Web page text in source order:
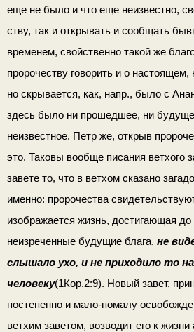
еще не было и что еще неизвестно,
ству, так и открывать и сообщать
временем, свойственно такой же
пророчеству говорить и о настоящем,
но скрывается, как, напр., было с
здесь было ни про­шедшее, ни
неизвестное. Петр же, открыв
это. Таковы вообще пи­сания ветхого
завете то, что в ветхом сказано
именно: пророчества
изображается жизнь, достигающая
неизреченные будущие блага, не
слышало ухо, и не приходило то
человеку(1Кор.2:9). Но­вый завет,
постепенно и мало-помалу
ветхим заветом, возводит его к